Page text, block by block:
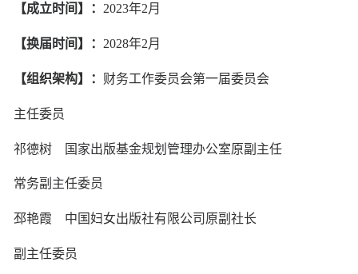
【成立时间】： 2023年2月
【换届时间】： 2028年2月
【组织架构】： 财务工作委员会第一届委员会
主任委员
祁德树 国家出版基金规划管理办公室原副主任
常务副主任委员
邳艳霞 中国妇女出版社有限公司原副社长
副主任委员